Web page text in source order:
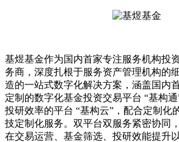
基煜基金作为国内首家专注服务机构投
务商，深度扎根于服务资产管理机构的
造的一站式数字化解决方案，涵盖国内
定制的数字化基金投资交易平台 “基构
投研效率的平台 “基构云”，配合定制化
技定制化服务。双平台双服务紧密协同
在交易运营、基金筛选、投研效能提升